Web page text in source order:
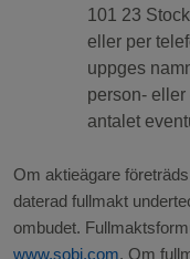
101 23
eller per
uppges
person-
antalet
Om aktieägare
daterad fullmakt
ombudet.
www.sobi.com. Om